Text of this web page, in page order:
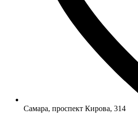
Самара, проспект Кирова, 314